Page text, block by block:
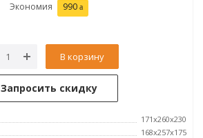
Экономия 990
В корзину
Запросить скидку
171x260x230
168x257x175